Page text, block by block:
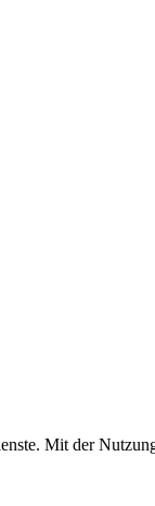
Mit der